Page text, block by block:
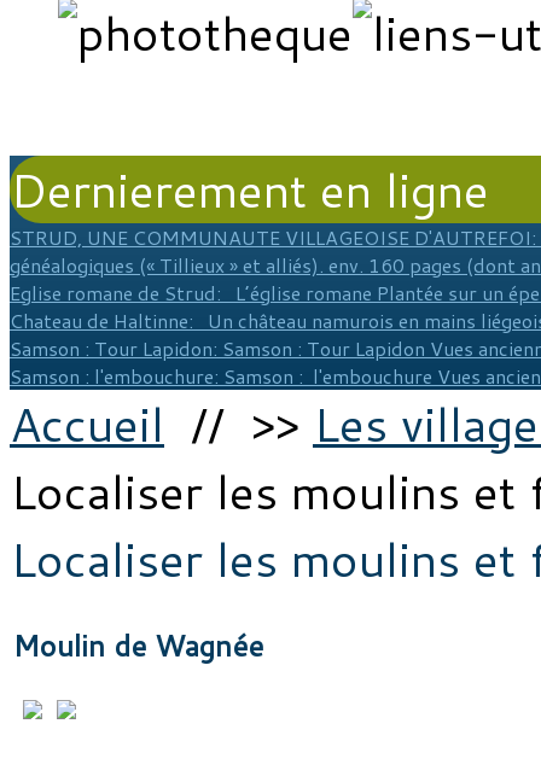
Dernierement en ligne
STRUD, UNE COMMUNAUTE VILLAGEOISE D'AUTREFOI
généalogiques (« Tillieux » et alliés). env. 160 pages (dont
Eglise romane de Strud: L’église romane Plantée sur un
Chateau de Haltinne: Un château namurois en mains
Samson : Tour Lapidon: Samson : Tour Lapidon Vues
Samson : l'embouchure: Samson : l'embouchure Vues
Accueil // >> Les
Localiser les moulins et
Localiser les moulins et
Moulin de Wagnée